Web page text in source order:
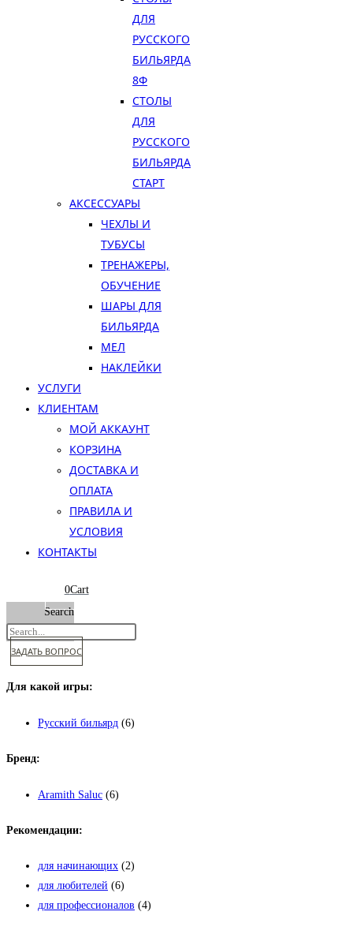
ДЛЯ
РУССКОГО
БИЛЬЯРДА
8Ф
СТОЛЫ
ДЛЯ
РУССКОГО
БИЛЬЯРДА
СТАРТ
АКСЕССУАРЫ
ЧЕХЛЫ И
ТУБУСЫ
ТРЕНАЖЕРЫ,
ОБУЧЕНИЕ
ШАРЫ ДЛЯ
БИЛЬЯРДА
МЕЛ
НАКЛЕЙКИ
УСЛУГИ
КЛИЕНТАМ
МОЙ АККАУНТ
КОРЗИНА
ДОСТАВКА И
ОПЛАТА
ПРАВИЛА И
УСЛОВИЯ
КОНТАКТЫ
0Cart
Search
ЗАДАТЬ ВОПРОС
Для какой игры:
Русский бильярд (6)
Бренд:
Aramith Saluc (6)
Рекомендации:
для начинающих (2)
для любителей (6)
для профессионалов (4)